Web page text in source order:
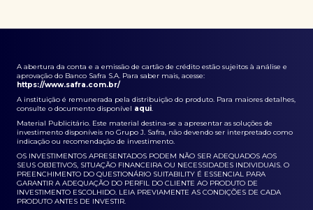
A abertura da conta e a emissão de cartão de crédito estão sujeitos à análise e
aprovação do Banco Safra S.A. Para saber mais, acesse:
https://www.safra.com.br/
A instituição é remunerada pela distribuição do produto. Para maiores detalhes,
consulte o documento disponível aqui.
Material Publicitário. Este material destina-se a apresentar as soluções de
investimento disponíveis no Grupo J. Safra, não devendo ser interpretado como
indicação ou recomendação de investimento.
OS INVESTIMENTOS APRESENTADOS PODEM NÃO SER ADEQUADOS AOS
SEUS OBJETIVOS, SITUAÇÃO FINANCEIRA OU NECESSIDADES INDIVIDUAIS. O
PREENCHIMENTO DO QUESTIONÁRIO SUITABILITY É ESSENCIAL PARA
GARANTIR A ADEQUAÇÃO DO PERFIL DO CLIENTE AO PRODUTO DE
INVESTIMENTO ESCOLHIDO. LEIA PREVIAMENTE AS CONDIÇÕES DE CADA
PRODUTO ANTES DE INVESTIR.